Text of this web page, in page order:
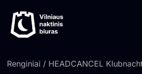
prie
turinio
Renginiai / HEADCANCEL